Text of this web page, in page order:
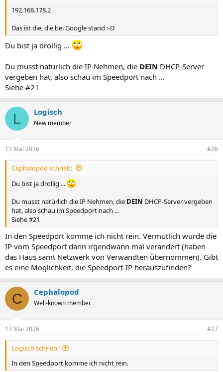
192.168.178.2
Das ist die, die bei Google stand :-D
Du bist ja drollig ...
Du musst natürlich die IP Nehmen, die DEIN DHCP-Server
vergeben hat, also schau im Speedport nach ...
Siehe #21
L Logisch
New member
13 Mai 2026 #26
Cephalopod schrieb:
Du bist ja drollig ...
Du musst natürlich die IP Nehmen, die DEIN DHCP-Server vergeben
hat, also schau im Speedport nach ...
Siehe #21
In den Speedport komme ich nicht rein. Vermutlich wurde die
IP vom Speedport dann irgendwann mal verändert (haben
das Haus samt Netzwerk von Verwandten übernommen). Gibt
es eine Möglichkeit, die Speedport-IP herauszufinden?
C Cephalopod
Well-known member
13 Mai 2026 #27
Logisch schrieb:
In den Speedport komme ich nicht rein.